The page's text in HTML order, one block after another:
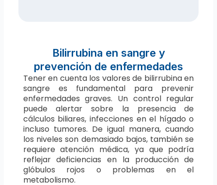
Bilirrubina en sangre y
prevención de enfermedades
Tener en cuenta los valores de bilirrubina en
sangre es fundamental para prevenir
enfermedades graves. Un control regular
puede alertar sobre la presencia de
cálculos biliares, infecciones en el hígado o
incluso tumores. De igual manera, cuando
los niveles son demasiado bajos, también se
requiere atención médica, ya que podría
reflejar deficiencias en la producción de
glóbulos rojos o problemas en el
metabolismo.